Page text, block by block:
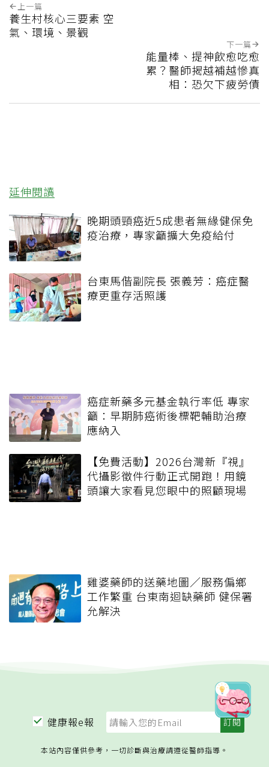
上一篇
養生村核心三要素 空
氣、環境、景觀
下一篇
能量棒、提神飲愈吃愈
累？醫師揭越補越慘真
相：恐欠下疲勞債
延伸閱讀
晚期頭頸癌近5成患者無緣健保免
疫治療，專家籲擴大免疫給付
台東馬偕副院長 張義芳：癌症醫
療更重存活照護
癌症新藥多元基金執行率低 專家
籲：早期肺癌術後標靶輔助治療
應納入
【免費活動】2026台灣新『視』
代攝影徵件行動正式開跑！用鏡
頭讓大家看見您眼中的照顧現場
雞婆藥師的送藥地圖／服務偏鄉
工作繁重 台東南迴缺藥師 健保署
允解決
健康報e報
本站內容僅供參考，一切診斷與治療請遵從醫師指導。